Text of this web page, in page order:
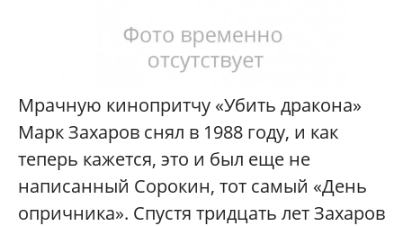
Мрачную кинопритчу «Убить дракона»
Марк Захаров снял в 1988 году, и как
теперь кажется, это и был еще не
написанный Сорокин, тот самый «День
опричника». Спустя тридцать лет Захаров